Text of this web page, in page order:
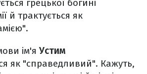
грецької богині
й трактується як
ім'я Устим
як "справедливий". Кажуть,